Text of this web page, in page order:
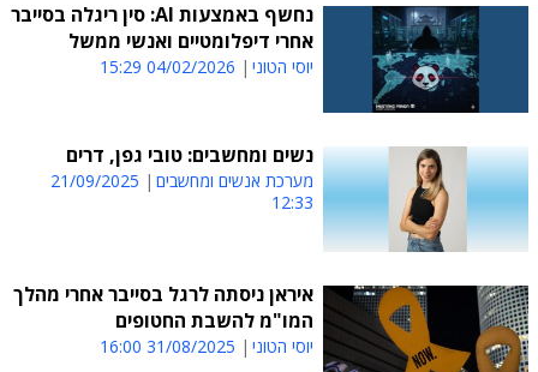
נחשף באמצעות AI: סין ריגלה בסייבר
אחרי דיפלומטיים ואנשי ממשל
יוסי הטוני 04/02/2026 15:29
נשים ומחשבים: טובי גפן, דרים
מערכת אנשים ומחשבים
21/09/2025
12:33
איראן ניסתה לרגל בסייבר אחרי מהלך
המו"מ להשבת החטופים
יוסי הטוני 31/08/2025 16:00